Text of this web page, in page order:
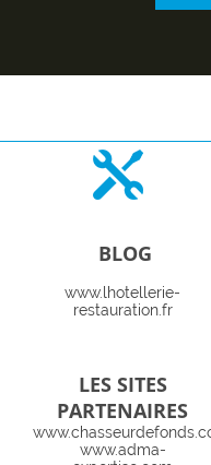
BLOG
www.lhotellerie-
restauration.fr
LES SITES
PARTENAIRES
www.adma-